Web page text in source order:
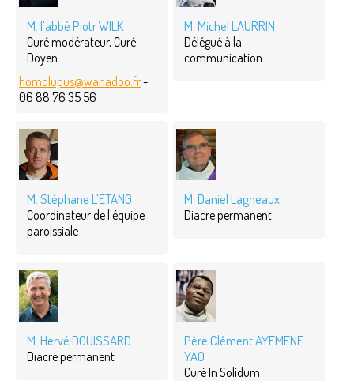
M. l'abbé Piotr WILK
Curé modérateur, Curé
Doyen
homolupus@wanadoo.fr-
06 88 76 35 56
M. Michel LAURRIN
Délégué à la
communication
M. Stéphane L'ETANG
Coordinateur de l'équipe
paroissiale
M. Daniel Lagneaux
Diacre permanent
M. Hervé DOUISSARD
Diacre permanent
Père Clément AYEMENE
YAO
Curé In Solidum